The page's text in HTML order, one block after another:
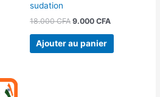
sudation
18.000CFA 9.000 CFA
Ajouter au panier